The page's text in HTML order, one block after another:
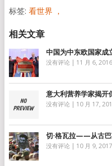
标签: 看世界 ，
中国为中东欧国家成
没有评论 | 11 月 6, 2016
意大利营养学家揭开
没有评论 | 10 月 17,
切·格瓦拉——从古巴
没有评论 | 10 月 9, 2017